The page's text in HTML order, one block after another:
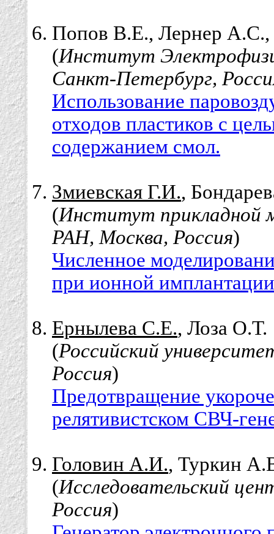
Попов В.Е., Лернер А.С.,
(Институт
Санкт-Петербург,
Использование
отходов пластиков с
содержанием смол.
Змиевская Г.И.,
(Институт
РАН, Москва, Россия)
Численное
при ионной
Ернылева С.Е., Лоза О.Т.
(Российский
Россия)
Предотвращение
релятивистском СВЧ-
Головин А.И., Туркин
(Исследовательский
Россия)